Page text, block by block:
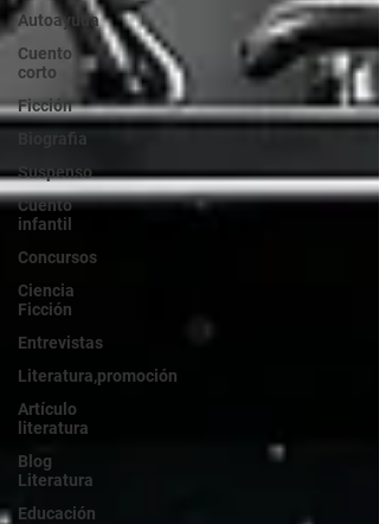
Autoayuda
Cuento
corto
Ficción
Biografia
Suspenso
Cuento
infantil
Concursos
Ciencia
Ficción
Entrevistas
Literatura,promoción
Artículo
literatura
Blog
Literatura
Educación